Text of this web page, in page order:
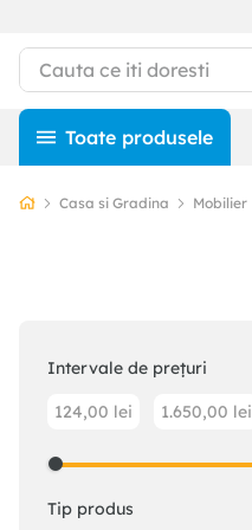
Casa si Gradina Mobilier
Tip produs
Intervale de prețuri
124,00 lei 1.650,00 lei